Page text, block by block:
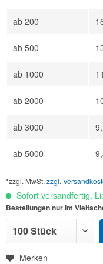
ab 200
ab 500
ab 1000
ab 2000
ab 3000
ab 5000
*zzgl. MwSt. zzgl.
Sofort versandfertig,
Bestellungen nur im
Merken